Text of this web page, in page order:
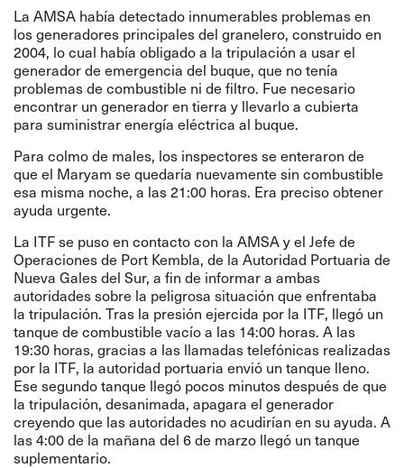
La AMSA había detectado innumerables problemas en
los generadores principales del granelero, construido en
2004, lo cual había obligado a la tripulación a usar el
generador de emergencia del buque, que no tenía
problemas de combustible ni de filtro. Fue necesario
encontrar un generador en tierra y llevarlo a cubierta
para suministrar energía eléctrica al buque.
Para colmo de males, los inspectores se enteraron de
que el Maryam se quedaría nuevamente sin combustible
esa misma noche, a las 21:00 horas. Era preciso obtener
ayuda urgente.
La ITF se puso en contacto con la AMSA y el Jefe de
Operaciones de Port Kembla, de la Autoridad Portuaria de
Nueva Gales del Sur, a fin de informar a ambas
autoridades sobre la peligrosa situación que enfrentaba
la tripulación. Tras la presión ejercida por la ITF, llegó un
tanque de combustible vacío a las 14:00 horas. A las
19:30 horas, gracias a las llamadas telefónicas realizadas
por la ITF, la autoridad portuaria envió un tanque lleno.
Ese segundo tanque llegó pocos minutos después de que
la tripulación, desanimada, apagara el generador
creyendo que las autoridades no acudirían en su ayuda. A
las 4:00 de la mañana del 6 de marzo llegó un tanque
suplementario.